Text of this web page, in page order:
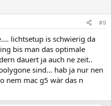
#9
lichtsetup is schwierig da
bis man das optimale
dauert ja auch ne zeit..
sind... hab ja nur nen
nem mac g5 wär das n